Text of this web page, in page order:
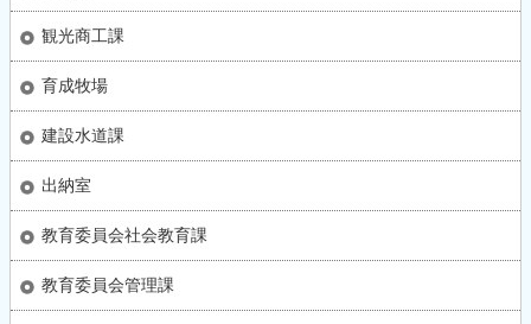
観光商工課
育成牧場
建設水道課
出納室
教育委員会社会教育課
教育委員会管理課